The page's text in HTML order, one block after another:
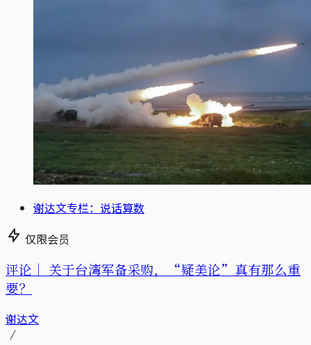
谢达文专栏：说话算数
仅限会员
评论｜ 关于台湾军备采购，“疑美论”真有那么重
要？
谢达文